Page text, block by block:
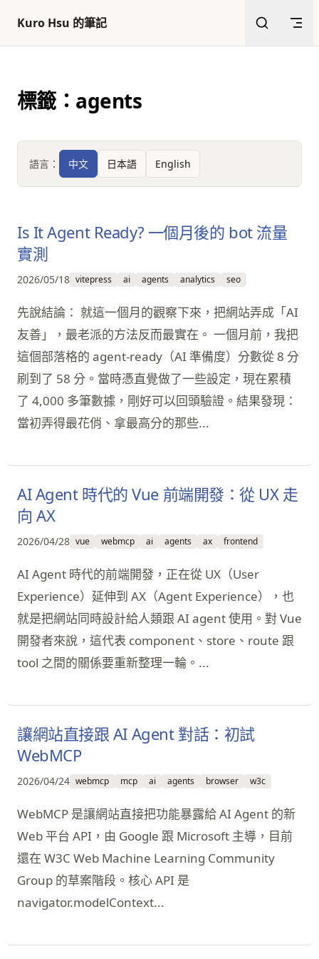
跳至內容
Kuro Hsu 的筆記
返回頂部
標籤：agents
語言： 中文 日本語 English
Is It Agent Ready? 一個月後的 bot 流量
實測
2026/05/18 vitepress ai agents analytics seo
先說結論： 就這一個月的觀察下來，把網站弄成「AI
友善」，最老派的方法反而最實在。 一個月前，我把
這個部落格的 agent-ready（AI 準備度）分數從 8 分
刷到了 58 分。當時憑直覺做了一些設定，現在累積
了 4,000 多筆數據，剛好可以回頭驗證。結果發現：
當初弄得最花俏、拿最高分的那些...
AI Agent 時代的 Vue 前端開發：從 UX 走
向 AX
2026/04/28 vue webmcp ai agents ax frontend
AI Agent 時代的前端開發，正在從 UX（User
Experience）延伸到 AX（Agent Experience），也
就是把網站同時設計給人類跟 AI agent 使用。對 Vue
開發者來說，這代表 component、store、route 跟
tool 之間的關係要重新整理一輪。...
讓網站直接跟 AI Agent 對話：初試
WebMCP
2026/04/24 webmcp mcp ai agents browser w3c
WebMCP 是讓網站直接把功能暴露給 AI Agent 的新
Web 平台 API，由 Google 跟 Microsoft 主導，目前
還在 W3C Web Machine Learning Community
Group 的草案階段。核心 API 是
navigator.modelContext...